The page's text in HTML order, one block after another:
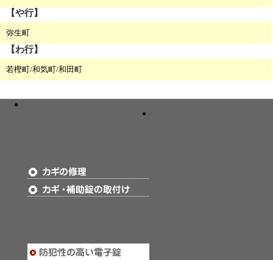
【や行】
弥生町
【わ行】
若樫町/和気町/和田町